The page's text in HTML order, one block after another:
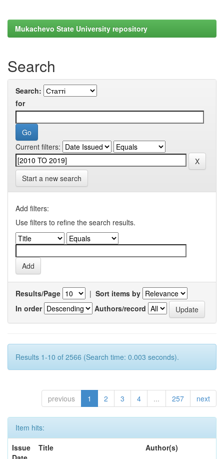
Mukachevo State University repository
Search
Search:
for
Current filters:
Start a new search
Add filters:
Use filters to refine the search results.
Results/Page | Sort items by
In order
Authors/record
Results 1-10 of 2566 (Search time: 0.003 seconds).
previous 1 2 3 4 ... 257 next
Item hits:
Issue
Title Author(s)